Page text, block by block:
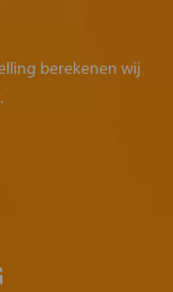
berekenen wij